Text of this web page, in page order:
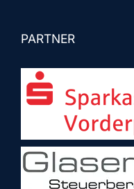
PARTNER